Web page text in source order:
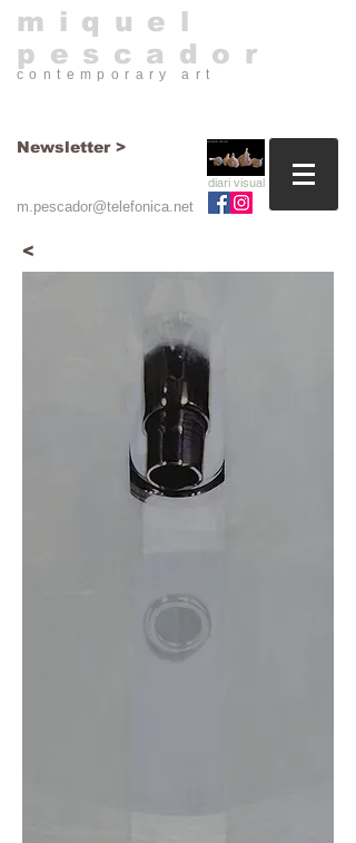
​miquel
pescador
contemporary art​
diari visual
m.pescador@telefonica.net
Newsletter >
<